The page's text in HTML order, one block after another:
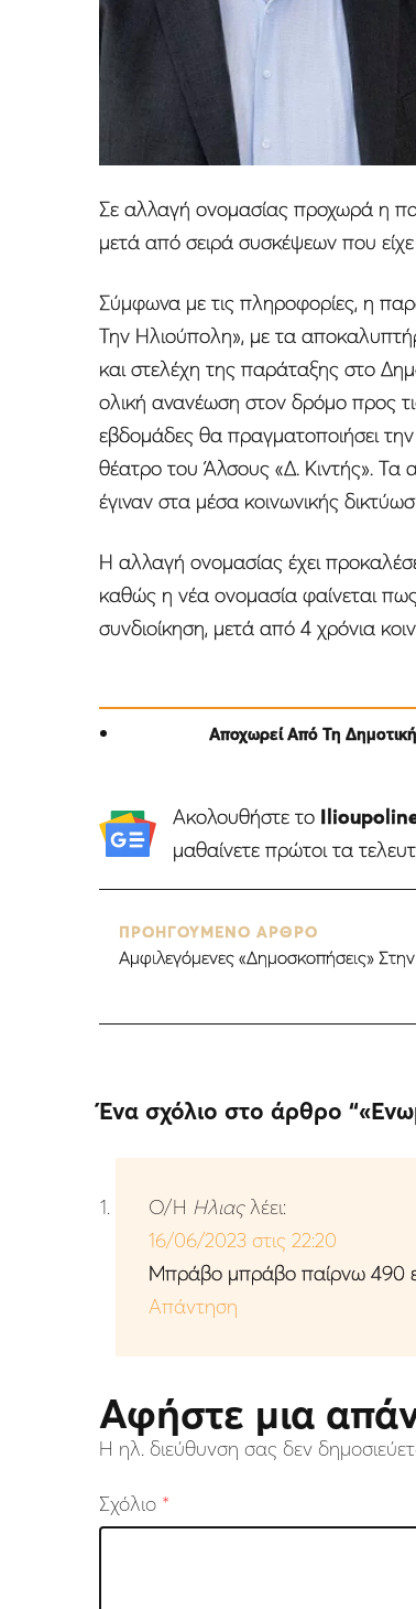
Σε αλλαγή ονομασίας προχωρά η
μετά από σειρά συσκέψεων που
Σύμφωνα με τις πληροφορίες, η
Την Ηλιούπολη», με τα
και στελέχη της παράταξης στο
ολική ανανέωση στον δρόμο προς
εβδομάδες θα πραγματοποιήσει
θέατρο του Άλσους «Δ. Κιντής». Τα
έγιναν στα μέσα κοινωνικής
Η αλλαγή ονομασίας έχει
καθώς η νέα ονομασία φαίνεται
συνδιοίκηση, μετά από 4 χρόνια
Αποχωρεί Από Τη
Ακολουθήστε το
μαθαίνετε πρώτοι τα
ΠΡΟΗΓΟΥΜΕΝΟ ΑΡΘΡΟ
Αμφιλεγόμενες «Δημοσκοπήσεις»
Ένα σχόλιο στο άρθρο “
Ο/Η Ηλιας λέει:
16/06/2023 στις 22:20
Μπράβο μπράβο παίρνω 490
Απάντηση
Αφήστε μια
Η ηλ. διεύθυνση σας δεν
Σχόλιο *